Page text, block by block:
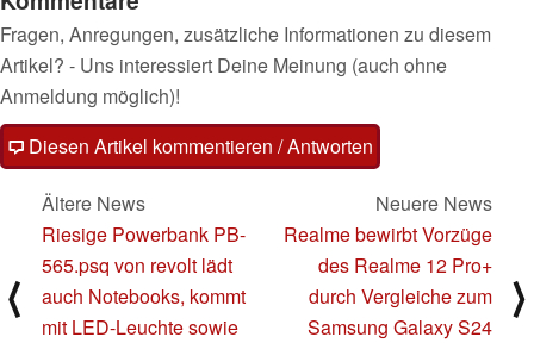
Fragen, Anregungen, zusätzliche Informationen zu diesem
Artikel? - Uns interessiert Deine Meinung (auch ohne
Anmeldung möglich)!
Diesen Artikel kommentieren / Antworten
⟨
Ältere News
Riesige Powerbank PB-
565.psq von revolt lädt
auch Notebooks, kommt
mit LED-Leuchte sowie
Neuere News
Realme bewirbt Vorzüge
des Realme 12 Pro+
durch Vergleiche zum
Samsung Galaxy S24
⟩